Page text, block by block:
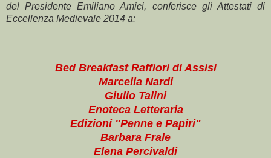
del Presidente Emiliano Amici, conferisce gli Attestati di
Eccellenza Medievale 2014 a:
Bed Breakfast Raffiori di Assisi
Marcella Nardi
Giulio Talini
Enoteca Letteraria
Edizioni "Penne e Papiri"
Barbara Frale
Elena Percivaldi